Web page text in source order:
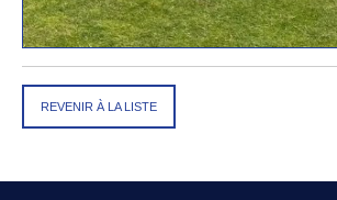
REVENIR À LA LISTE